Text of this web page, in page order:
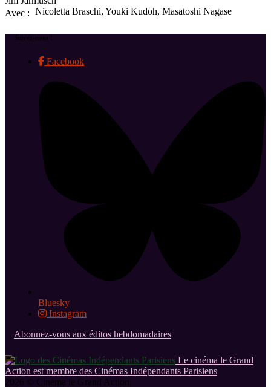
Avec : Nicoletta Braschi, Youki Kudoh, Masatoshi Nagase
Suivez-nous !
Facebook
Bluesky
Instagram
Abonnez-vous aux éditos hebdomadaires
Le cinéma le Grand
Action est membre des Cinémas Indépendants Parisiens
2026 © Cinéma le Grand Action